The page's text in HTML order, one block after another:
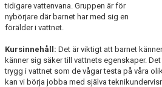
ÖVNINGAR FÖR VATTENVANA
tidigare vattenvana. Gruppen är för
nybörjare där barnet har med sig en
förälder i vattnet.
Kursinnehåll: Det är viktigt att barnet
känner sig säker till vattnets egenskaper.
trygg i vattnet som de vågar testa på våra
kan vi börja jobba med själva